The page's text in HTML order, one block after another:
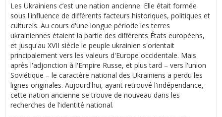
Les Ukrainiens c’est une nation ancienne. Elle était formée
sous l'influence de différents facteurs historiques, politiques et
culturels. Au cours d'une longue période les terres
ukrainiennes étaient la partie des différents États européens,
et jusqu'au XVII siècle le peuple ukrainien s'orientait
principalement vers les valeurs d'Europe occidentale. Mais
après l'adjonction à l'Empire Russe, et plus tard – vers l'union
Soviétique – le caractère national des Ukrainiens a perdu les
lignes originales. Aujourd'hui, ayant retrouvé l'indépendance,
cette nation ancienne se trouve de nouveau dans les
recherches de l'identité national.